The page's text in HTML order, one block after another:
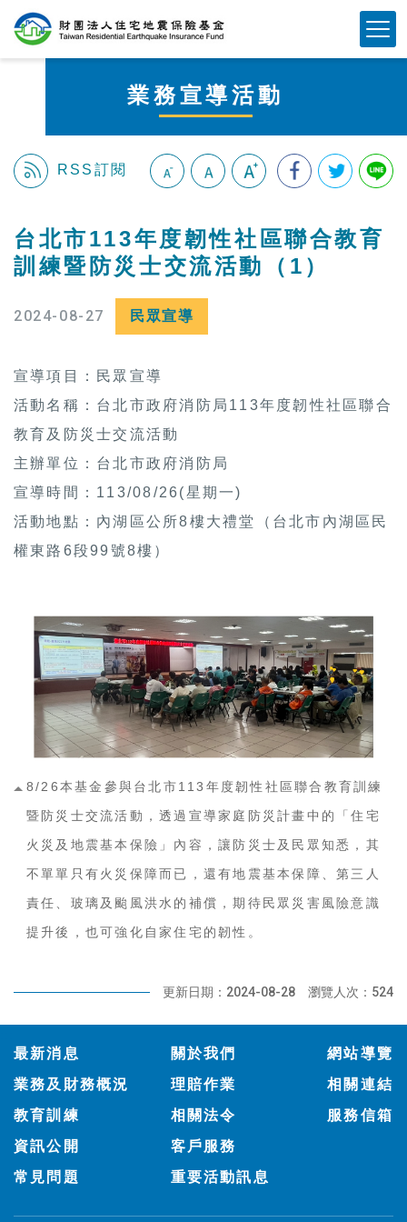
業務宣導活動
RSS訂閱
台北市113年度韌性社區聯合教育
訓練暨防災士交流活動（1）
2024-08-27 民眾宣導
宣導項目：民眾宣導
活動名稱：台北市政府消防局113年度韌性社區聯合
教育及防災士交流活動
主辦單位：台北市政府消防局
宣導時間：113/08/26(星期一)
活動地點：內湖區公所8樓大禮堂（台北市內湖區民
權東路6段99號8樓）
8/26本基金參與台北市113年度韌性社區聯合教育訓練
暨防災士交流活動，透過宣導家庭防災計畫中的「住宅
火災及地震基本保險」內容，讓防災士及民眾知悉，其
不單單只有火災保障而已，還有地震基本保障、第三人
責任、玻璃及颱風洪水的補償，期待民眾災害風險意識
提升後，也可強化自家住宅的韌性。
更新日期：2024-08-28 瀏覽人次：524
最新消息
關於我們
業務及財務概況
理賠作業
教育訓練
相關法令
資訊公開
客戶服務
常見問題
重要活動訊息
網站導覽
相關連結
服務信箱